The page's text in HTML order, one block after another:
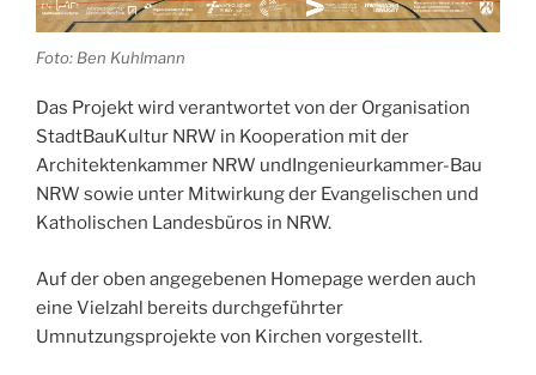
Foto: Ben Kuhlmann
Das Projekt wird verantwortet von der Organisation
StadtBauKultur NRW in Kooperation mit der
Architektenkammer NRW undIngenieurkammer-Bau
NRW sowie unter Mitwirkung der Evangelischen und
Katholischen Landesbüros in NRW.
Auf der oben angegebenen Homepage werden auch
eine Vielzahl bereits durchgeführter
Umnutzungsprojekte von Kirchen vorgestellt.